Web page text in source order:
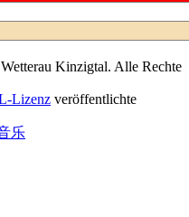
Kinzigtal. Alle Rechte
Lizenz veröffentlichte
乐